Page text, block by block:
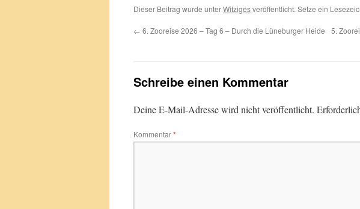
Dieser Beitrag wurde unterWitzigesveröffentlicht. Setze ein
← 6. Zooreise 2026 – Tag 6 – Durch die Lüneburger Heide
5.
Schreibe einen Kommentar
Deine E-Mail-Adresse wird nicht veröffentlicht.
Kommentar*